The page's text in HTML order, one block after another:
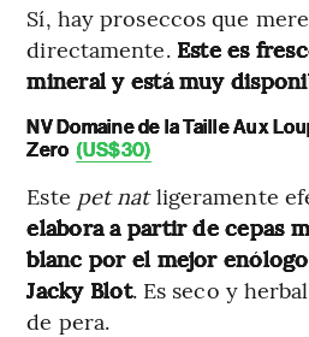
Sí, hay proseccos que
directamente. Este es
mineral y está muy
NV Domaine de la Taille Aux
Zero (US$30)
Este pet natligeramente
elabora a partir de cepas
blanc por el mejor
Jacky Blot. Es seco y
de pera.